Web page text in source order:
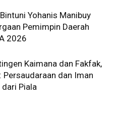
Yohanis Manibuy
Pemimpin Daerah
2026
Kaimana dan Fakfak,
Persaudaraan dan Iman
Piala